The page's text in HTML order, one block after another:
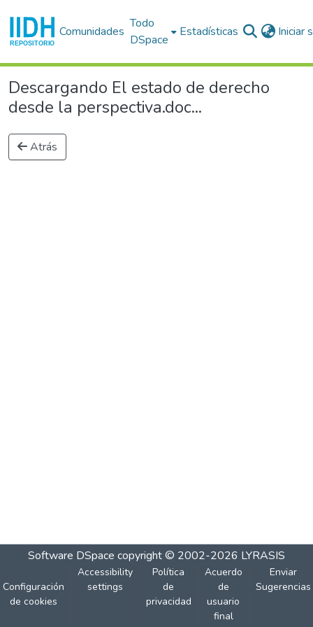
Comunidades
Todo
DSpace
Estadísticas Iniciar
Descargando El estado de derecho
desde la perspectiva.doc...
Atrás
Software DSpace copyright © 2002-2026 LYRASIS
Configuración
de cookies
Accessibility
settings
Política
de
privacidad
Acuerdo
de
usuario
final
Enviar
Sugerencias